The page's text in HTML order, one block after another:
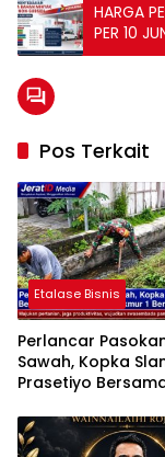
HARGA
PER 10
HARGA
Pos Terkait
Etalase Bisnis
Perlancar
Sawah, Kopka
Prasetiyo
Parit Irigasi